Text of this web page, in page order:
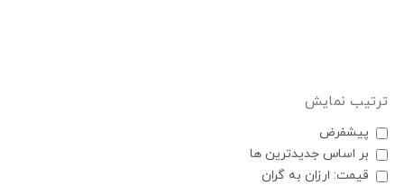
ترتیب نمایش
پیشفرض
بر اساس جديدترين ها
قیمت: ارزان به گران